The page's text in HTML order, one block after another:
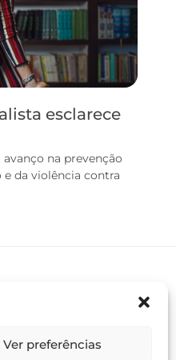
Ver preferências
esclarece
na prevenção
da violência contra